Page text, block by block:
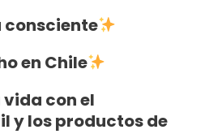
en Chile
con el
y los productos de